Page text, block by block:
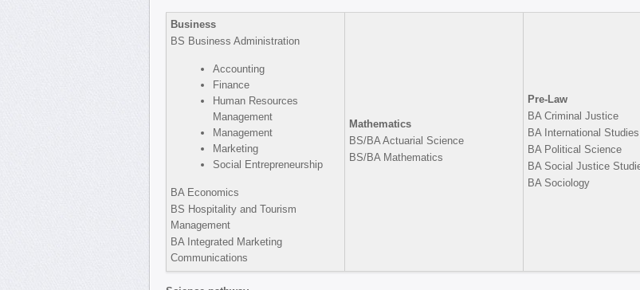
Business
BS Business Administration
Accounting
Finance
Human Resources
Management
Management
Marketing
Social Entrepreneurship
BA Economics
BS Hospitality and Tourism
Management
BA Integrated Marketing
Communications
Mathematics
BS/BA Actuarial Science
BS/BA Mathematics
Pre-Law
BA Criminal Justice
BA International Studies
BA Political Science
BA Social Justice
BA Sociology